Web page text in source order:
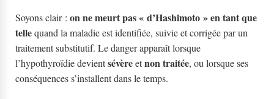
Soyons clair : on ne meurt pas « d’Hashimoto » en tant que
tellequand la maladie est identifiée, suivie et corrigée par un
traitement substitutif. Le danger apparaît lorsque
l’hypothyroïdie devientsévèreetnon traitée, ou lorsque ses
conséquences s’installent dans le temps.